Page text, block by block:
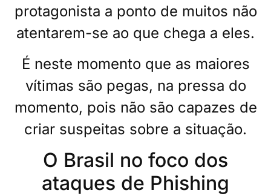
protagonista a ponto de muitos não
atentarem-se ao que chega a eles.
É neste momento que as maiores
vítimas são pegas, na pressa do
momento, pois não são capazes de
criar suspeitas sobre a situação.
O Brasil no foco dos
ataques de Phishing